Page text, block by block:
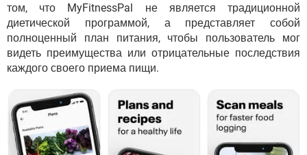
том, что MyFitnessPal не является традиционной
диетической программой, а представляет собой
полноценный план питания, чтобы пользователь мог
видеть преимущества или отрицательные последствия
каждого своего приема пищи.